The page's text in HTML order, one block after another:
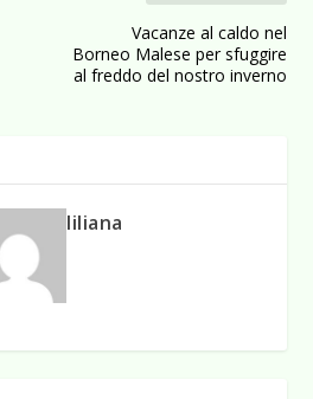
Vacanze al caldo nel
Borneo Malese per sfuggire
al freddo del nostro inverno
liliana